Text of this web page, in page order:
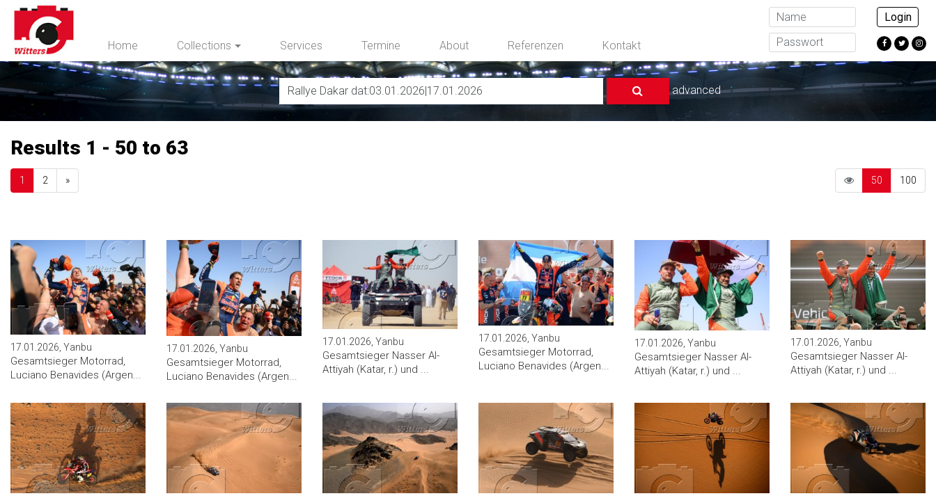
Home Collections Services Termine About Referenzen Kontakt
Login
advanced
Results 1 - 50 to 63
1 2 »Next 50 100
17.01.2026, Yanbu
Gesamtsieger Motorrad,
Luciano Benavides (Argen...
17.01.2026, Yanbu
Gesamtsieger Motorrad,
Luciano Benavides (Argen...
17.01.2026, Yanbu
Gesamtsieger Nasser Al-
Attiyah (Katar, r.) und ...
17.01.2026, Yanbu
Gesamtsieger Motorrad,
Luciano Benavides (Argen...
17.01.2026, Yanbu
Gesamtsieger Nasser Al-
Attiyah (Katar, r.) und ...
17.01.2026, Yanbu
Gesamtsieger Nasser Al-
Attiyah (Katar, r.) und ...